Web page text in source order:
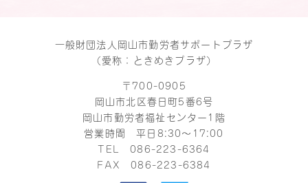
一般財団法人岡山市勤労者サポートプラザ
（愛称：ときめきプラザ）
〒700-0905
岡山市北区春日町5番6号
岡山市勤労者福祉センター1階
営業時間 平日8:30～17:00
TEL086-223-6364
FAX 086-223-6384